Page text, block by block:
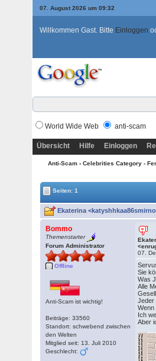
07. August 2026 um 09:32
Willkommen Gast. Bitte Einloggen
World Wide Web anti-scam
Übersicht Hilfe Einloggen
Anti-Scam › Celebrities Category -
Seiten: 1
Ekaterina
Bommo
Themenstarter
Forum Administrator
Offline
Anti-Scam ist wichtig!
Beiträge: 33560
Standort: schwebend zwischen
den Welten
Mitglied seit: 13. Juli 2010
Geschlecht:
07.
Sie
Was
Alle
Jeder
Ich
Aber